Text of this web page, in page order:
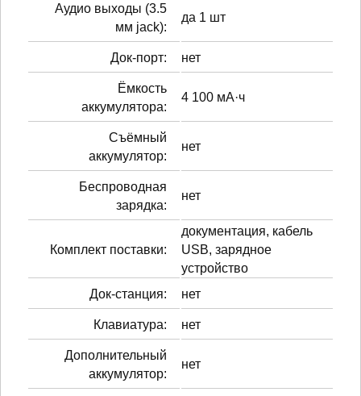
Аудио выходы (3.5
мм jack):
да 1 шт
Док-порт: нет
Ёмкость
аккумулятора:
4 100 мА·ч
Cъёмный
аккумулятор:
нет
Беспроводная
зарядка:
нет
Комплект поставки:
документация, кабель
USB, зарядное
устройство
Док-станция:
нет
Клавиатура: нет
Дополнительный
аккумулятор:
нет